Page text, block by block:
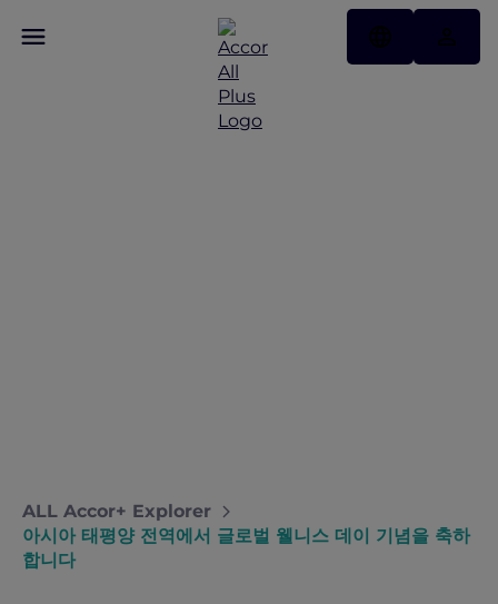
ALL Accor+ Explorer
아시아 태평양 전역에서 글로벌 웰니스 데이 기념을 축하
합니다